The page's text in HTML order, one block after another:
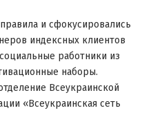
и сфокусировались
индексных клиентов
работники из
наборы.
Всеукраинской
«Всеукраинская сеть